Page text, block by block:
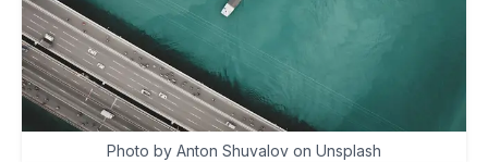
Photo by Anton Shuvalov on Unsplash